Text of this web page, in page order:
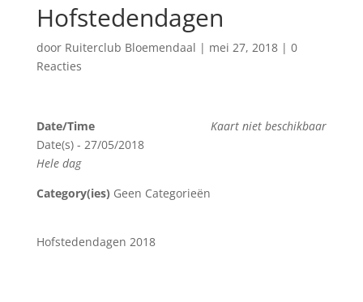
Hofstedendagen
door Ruiterclub Bloemendaal | mei 27, 2018| 0
Reacties
Kaart niet beschikbaar
Date/Time
Date(s) - 27/05/2018
Hele dag
Category(ies) Geen Categorieën
Hofstedendagen 2018